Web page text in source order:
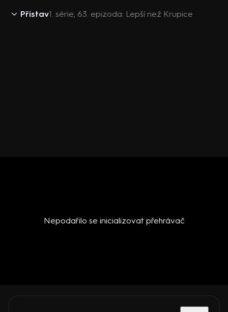
Přístav1. série, 63. epizoda: Lepší než Krupice
Nepodařilo se inicializovat přehrávač